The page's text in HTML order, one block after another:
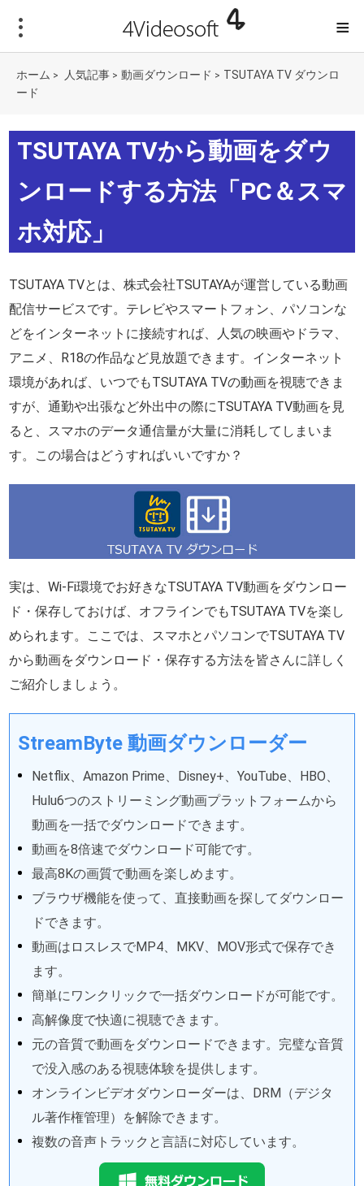
≡
ホーム > 人気記事 > 動画ダウンロード > TSUTAYA TV ダウンロ
ード
TSUTAYA TVから動画をダウ
ンロードする方法「PC＆スマ
ホ対応」
TSUTAYA TVとは、株式会社TSUTAYAが運営している動画
配信サービスです。テレビやスマートフォン、パソコンな
どをインターネットに接続すれば、人気の映画やドラマ、
アニメ、R18の作品など見放題できます。インターネット
環境があれば、いつでもTSUTAYA TVの動画を視聴できま
すが、通勤や出張など外出中の際にTSUTAYA TV動画を見
ると、スマホのデータ通信量が大量に消耗してしまいま
す。この場合はどうすればいいですか？
実は、Wi-Fi環境でお好きなTSUTAYA TV動画をダウンロー
ド・保存しておけば、オフラインでもTSUTAYA TVを楽し
められます。ここでは、スマホとパソコンでTSUTAYA TV
から動画をダウンロード・保存する方法を皆さんに詳しく
ご紹介しましょう。
StreamByte 動画ダウンローダー
Netflix、Amazon Prime、Disney+、YouTube、HBO、
Hulu6つのストリーミング動画プラットフォームから
動画を一括でダウンロードできます。
動画を8倍速でダウンロード可能です。
最高8Kの画質で動画を楽しめます。
ブラウザ機能を使って、直接動画を探してダウンロー
ドできます。
動画はロスレスでMP4、MKV、MOV形式で保存でき
ます。
簡単にワンクリックで一括ダウンロードが可能です。
高解像度で快適に視聴できます。
元の音質で動画をダウンロードできます。完璧な音質
で没入感のある視聴体験を提供します。
オンラインビデオダウンローダーは、DRM（デジタ
ル著作権管理）を解除できます。
複数の音声トラックと言語に対応しています。